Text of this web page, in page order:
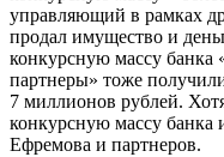
управляющий в рамках
продал имущество и
конкурсную массу
партнеры» тоже
7 миллионов рублей.
конкурсную массу банка
Ефремова и партнеров.